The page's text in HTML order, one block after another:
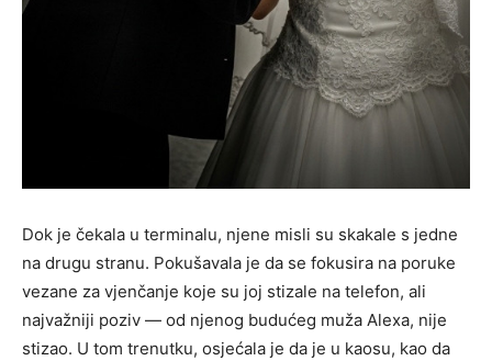
Dok je čekala u terminalu, njene misli su skakale s jedne
na drugu stranu. Pokušavala je da se fokusira na poruke
vezane za vjenčanje koje su joj stizale na telefon, ali
najvažniji poziv — od njenog budućeg muža Alexa, nije
stizao. U tom trenutku, osjećala je da je u kaosu, kao da